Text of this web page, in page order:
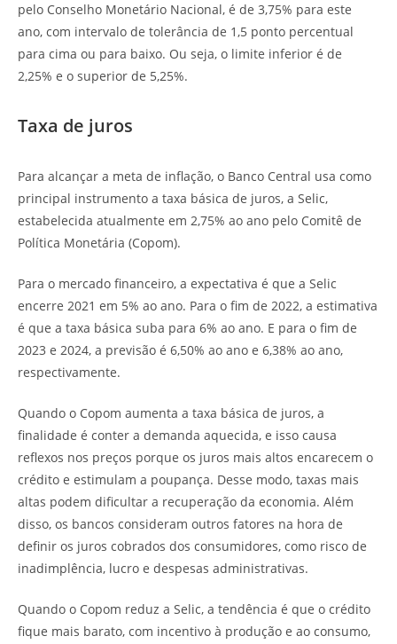
pelo Conselho Monetário Nacional, é de 3,75% para este
ano, com intervalo de tolerância de 1,5 ponto percentual
para cima ou para baixo. Ou seja, o limite inferior é de
2,25% e o superior de 5,25%.
Taxa de juros
Para alcançar a meta de inflação, o Banco Central usa como
principal instrumento a taxa básica de juros, a Selic,
estabelecida atualmente em 2,75% ao ano pelo Comitê de
Política Monetária (Copom).
Para o mercado financeiro, a expectativa é que a Selic
encerre 2021 em 5% ao ano. Para o fim de 2022, a estimativa
é que a taxa básica suba para 6% ao ano. E para o fim de
2023 e 2024, a previsão é 6,50% ao ano e 6,38% ao ano,
respectivamente.
Quando o Copom aumenta a taxa básica de juros, a
finalidade é conter a demanda aquecida, e isso causa
reflexos nos preços porque os juros mais altos encarecem o
crédito e estimulam a poupança. Desse modo, taxas mais
altas podem dificultar a recuperação da economia. Além
disso, os bancos consideram outros fatores na hora de
definir os juros cobrados dos consumidores, como risco de
inadimplência, lucro e despesas administrativas.
Quando o Copom reduz a Selic, a tendência é que o crédito
fique mais barato, com incentivo à produção e ao consumo,